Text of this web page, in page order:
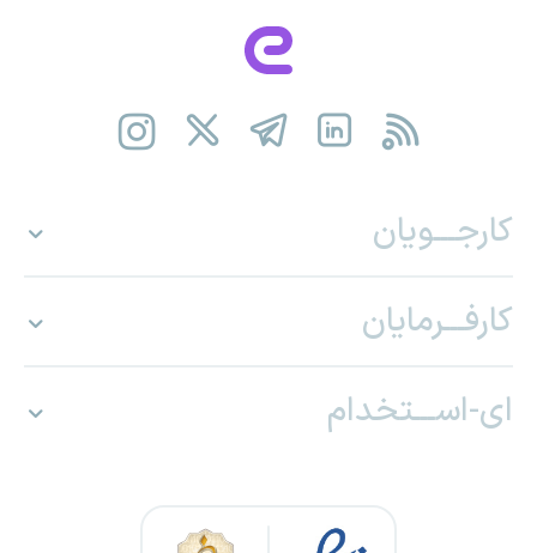
کارجـــویان
کارفـــرمایان
ای-اســـتخدام